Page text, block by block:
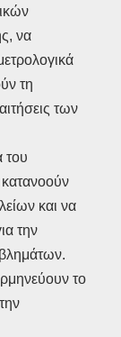
να
τη
των
του
κατανοούν
και να
την
το